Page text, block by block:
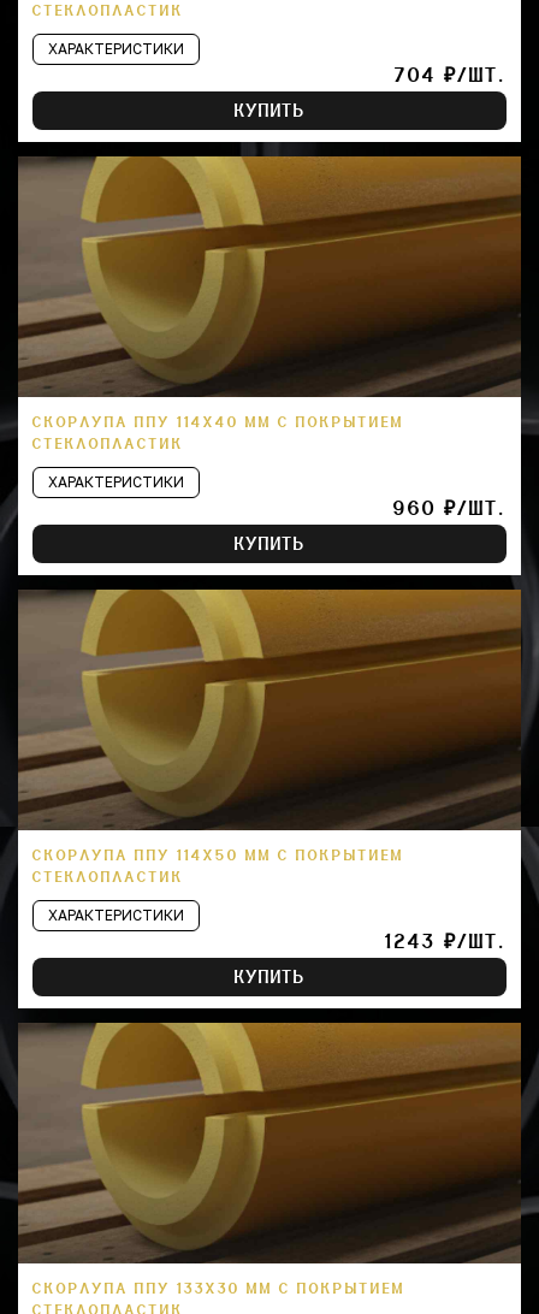
СТЕКЛОПЛАСТИК
ХАРАКТЕРИСТИКИ
704 ₽/ШТ.
КУПИТЬ
СКОРЛУПА ППУ 114Х40 ММ С ПОКРЫТИЕМ
СТЕКЛОПЛАСТИК
ХАРАКТЕРИСТИКИ
960 ₽/ШТ.
КУПИТЬ
СКОРЛУПА ППУ 114Х50 ММ С ПОКРЫТИЕМ
СТЕКЛОПЛАСТИК
ХАРАКТЕРИСТИКИ
1243 ₽/ШТ.
КУПИТЬ
СКОРЛУПА ППУ 133Х30 ММ С ПОКРЫТИЕМ
СТЕКЛОПЛАСТИК